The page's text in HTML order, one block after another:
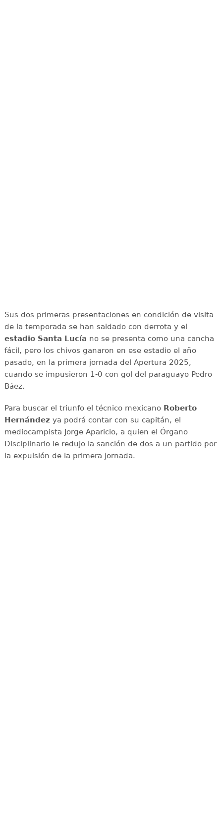
Sus dos primeras presentaciones en condición de visita
de la temporada se han saldado con derrota y el
estadio Santa Lucía no se presenta como una cancha
fácil, pero los chivos ganaron en ese estadio el año
pasado, en la primera jornada del Apertura 2025,
cuando se impusieron 1-0 con gol del paraguayo Pedro
Báez.
Para buscar el triunfo el técnico mexicano Roberto
Hernández ya podrá contar con su capitán, el
mediocampista Jorge Aparicio, a quien el Órgano
Disciplinario le redujo la sanción de dos a un partido por
la expulsión de la primera jornada.